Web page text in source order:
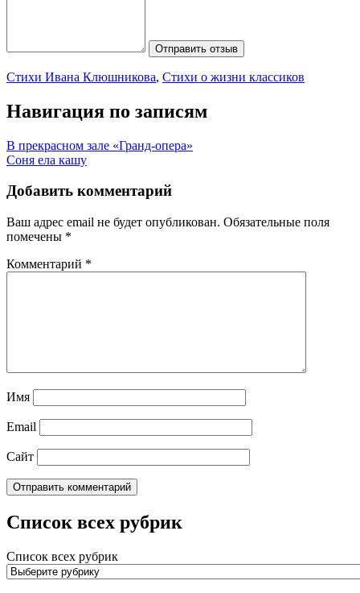
Отправить отзыв
Стихи Ивана Клюшникова, Стихи о жизни классиков
Навигация по записям
В прекрасном зале «Гранд-опера»
Соня ела кашу
Добавить комментарий
Ваш адрес email не будет опубликован. Обязательные поля
помечены *
Комментарий *
Имя
Email
Сайт
Список всех рубрик
Список всех рубрик